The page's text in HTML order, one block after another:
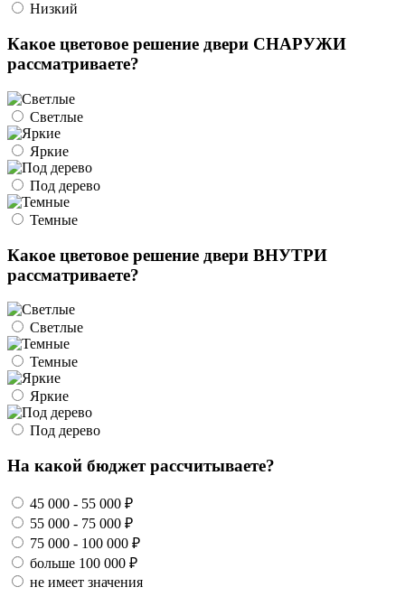
Низкий
Какое цветовое решение двери СНАРУЖИ
рассматриваете?
Светлые
Яркие
Под дерево
Темные
Какое цветовое решение двери ВНУТРИ
рассматриваете?
Светлые
Темные
Яркие
Под дерево
На какой бюджет рассчитываете?
45 000 - 55 000 ₽
55 000 - 75 000 ₽
75 000 - 100 000 ₽
больше 100 000 ₽
не имеет значения